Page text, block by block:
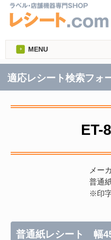
MENU
適応レシート検索フォ
ET-
メー
普通
※印
普通紙レシート 幅